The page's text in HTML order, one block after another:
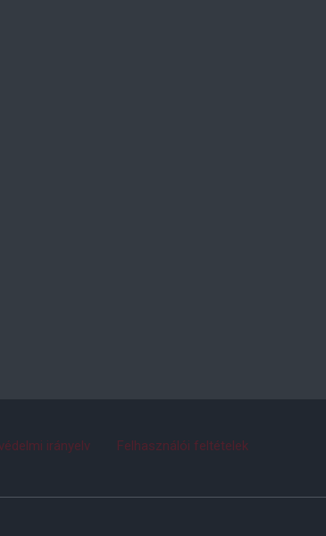
irányelv Felhasználói feltételek